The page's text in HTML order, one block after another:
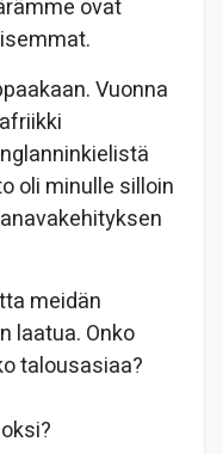
ovat
Vuonna
oli minulle silloin
meidän
laatua. Onko
talousasiaa?